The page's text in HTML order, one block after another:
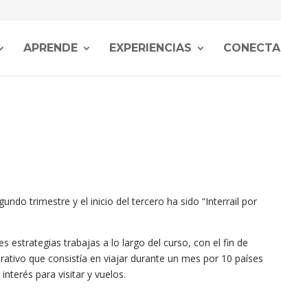
APRENDE EXPERIENCIAS CONECTA
trimestre y el inicio del tercero ha sido “Interrail por
estrategias trabajas a lo largo del curso, con el fin de
que consistía en viajar durante un mes por 10 países
para visitar y vuelos.